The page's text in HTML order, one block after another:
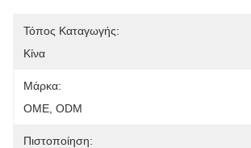
Τόπος Καταγωγής:
Κίνα
Μάρκα:
OME, ODM
Πιστοποίηση: